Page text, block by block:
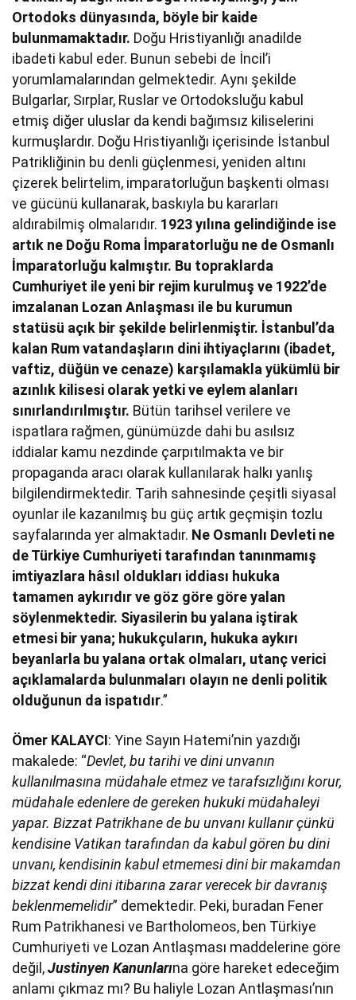
Ortodoks dünyasında, böyle bir kaide
bulunmamaktadır. Doğu Hristiyanlığı anadilde
ibadeti kabul eder. Bunun sebebi de İncil’i
yorumlamalarından gelmektedir. Aynı şekilde
Bulgarlar, Sırplar, Ruslar ve Ortodoksluğu kabul
etmiş diğer uluslar da kendi bağımsız kiliselerini
kurmuşlardır. Doğu Hristiyanlığı içerisinde İstanbul
Patrikliğinin bu denli güçlenmesi, yeniden altını
çizerek belirtelim, imparatorluğun başkenti olması
ve gücünü kullanarak, baskıyla bu kararları
aldırabilmiş olmalarıdır. 1923 yılına gelindiğinde ise
artık ne Doğu Roma İmparatorluğu ne de Osmanlı
İmparatorluğu kalmıştır. Bu topraklarda
Cumhuriyet ile yeni bir rejim kurulmuş ve 1922’de
imzalanan Lozan Anlaşması ile bu kurumun
statüsü açık bir şekilde belirlenmiştir. İstanbul’da
kalan Rum vatandaşların dini ihtiyaçlarını (ibadet,
vaftiz, düğün ve cenaze) karşılamakla yükümlü bir
azınlık kilisesi olarak yetki ve eylem alanları
sınırlandırılmıştır. Bütün tarihsel verilere ve
ispatlara rağmen, günümüzde dahi bu asılsız
iddialar kamu nezdinde çarpıtılmakta ve bir
propaganda aracı olarak kullanılarak halkı yanlış
bilgilendirmektedir. Tarih sahnesinde çeşitli siyasal
oyunlar ile kazanılmış bu güç artık geçmişin tozlu
sayfalarında yer almaktadır. Ne Osmanlı Devleti ne
de Türkiye Cumhuriyeti tarafından tanınmamış
imtiyazlara hâsıl oldukları iddiası hukuka
tamamen aykırıdır ve göz göre göre yalan
söylenmektedir. Siyasilerin bu yalana iştirak
etmesi bir yana; hukukçuların, hukuka aykırı
beyanlarla bu yalana ortak olmaları, utanç verici
açıklamalarda bulunmaları olayın ne denli politik
olduğunun da ispatıdır.”
Ömer KALAYCI: Yine Sayın Hatemi’nin yazdığı
makalede: “Devlet, bu tarihi ve dini unvanın
kullanılmasına müdahale etmez ve tarafsızlığını korur,
müdahale edenlere de gereken hukuki müdahaleyi
yapar. Bizzat Patrikhane de bu unvanı kullanır çünkü
kendisine Vatikan tarafından da kabul gören bu dini
unvanı, kendisinin kabul etmemesi dini bir makamdan
bizzat kendi dini itibarına zarar verecek bir davranış
beklenmemelidir” demektedir. Peki, buradan Fener
Rum Patrikhanesi ve Bartholomeos, ben Türkiye
Cumhuriyeti ve Lozan Antlaşması maddelerine göre
değil,Justinyen Kanunlarına göre hareket edeceğim
anlamı çıkmaz mı? Bu haliyle Lozan Antlaşması’nın